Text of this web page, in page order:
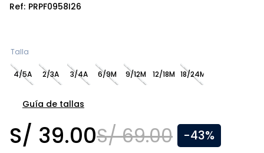
PRPF0958I26
Talla
4/5A 2/3A 3/4A 6/9M 9/12M 12/18M 18/24M
Guía de tallas
S/ 39.00S/ 69.00 -43%
niño
sandalias niño